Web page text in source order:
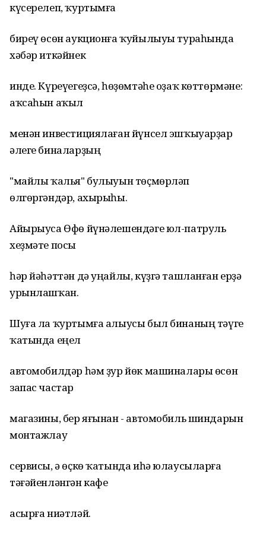
күсерелеп, ҡуртымға
биреү өсөн аукционға ҡуйылыуы тураһында
хәбәр иткәйнек
инде. Күреүегеҙсә, һөҙөмтәһе оҙаҡ көттөрмәне:
аҡсаһын аҡыл
менән инвестициялаған йүнсел эшҡыуарҙар
әлеге биналарҙың
"майлы ҡалья" булыуын төҫмөрләп
өлгөргәндәр, ахырыһы.
Айырыуса Өфө йүнәлешендәге юл-патруль
хеҙмәте посы
һәр йәһәттән дә уңайлы, күҙгә ташланған ерҙә
урынлашҡан.
Шуға ла ҡуртымға алыусы был бинаның тәүге
ҡатында еңел
автомобилдәр һәм ҙур йөк машиналары өсөн
запас частар
магазины, бер яғынан - автомобиль шиндарын
монтажлау
сервисы, ә өҫкө ҡатында иһә юлаусыларға
тәғәйенләнгән кафе
асырға ниәтләй.